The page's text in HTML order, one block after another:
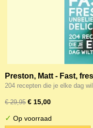
Preston, Matt - Fast,
204 recepten die je elke dag
€ 29,95 € 15,00
✓ Op voorraad